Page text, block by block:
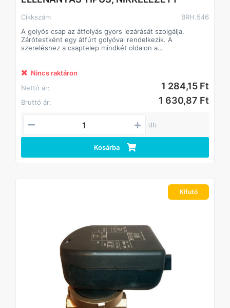
Cikkszám
BRH.546
A golyós csap az átfolyás gyors lezárását szolgálja.
Zárótestként egy átfúrt golyóval rendelkezik. A
szereléshez a csaptelep mindkét oldalon a
követően az átfolyás megszakad.
Nincs raktáron
Nettó ár:
1 284,15 Ft
Bruttó ár: 1 630,87 Ft
db
Kosárba
Kifutó